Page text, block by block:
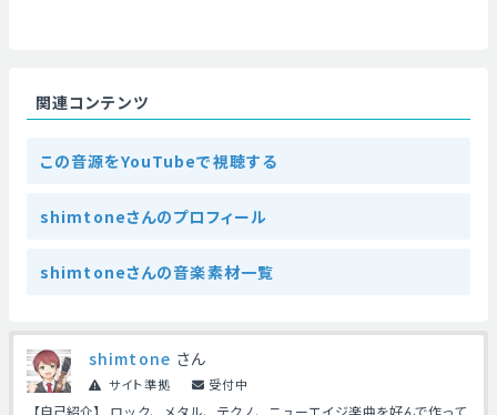
関連コンテンツ
この音源をYouTubeで視聴する
shimtoneさんのプロフィール
shimtoneさんの音楽素材一覧
shimtone さん
サイト準拠 受付中
【自己紹介】 ロック、メタル、テクノ、ニューエイジ楽曲を好んで作って